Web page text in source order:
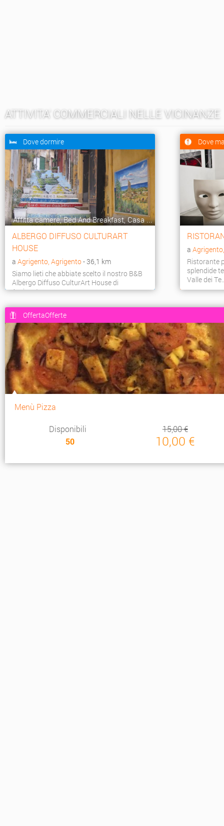
ATTIVITA' COMMERCIALI NELLE VICINANZE
Dove dormire
Affitta camere, Bed And Breakfast, Casa ...
ALBERGO DIFFUSO CULTURART
HOUSE
a Agrigento, Agrigento- 36,1 km
Siamo lieti che abbiate scelto il nostro B&B
Albergo Diffuso CulturArt House di
Agrigento per passar...
Dove
a
Ristorante
splendide
Valle dei
OffertaOfferte
Menù Pizza
Disponibili
50
15,00 €
10,00 €